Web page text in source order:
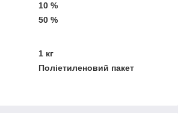
10 %
50 %
1 кг
Поліетиленовий пакет